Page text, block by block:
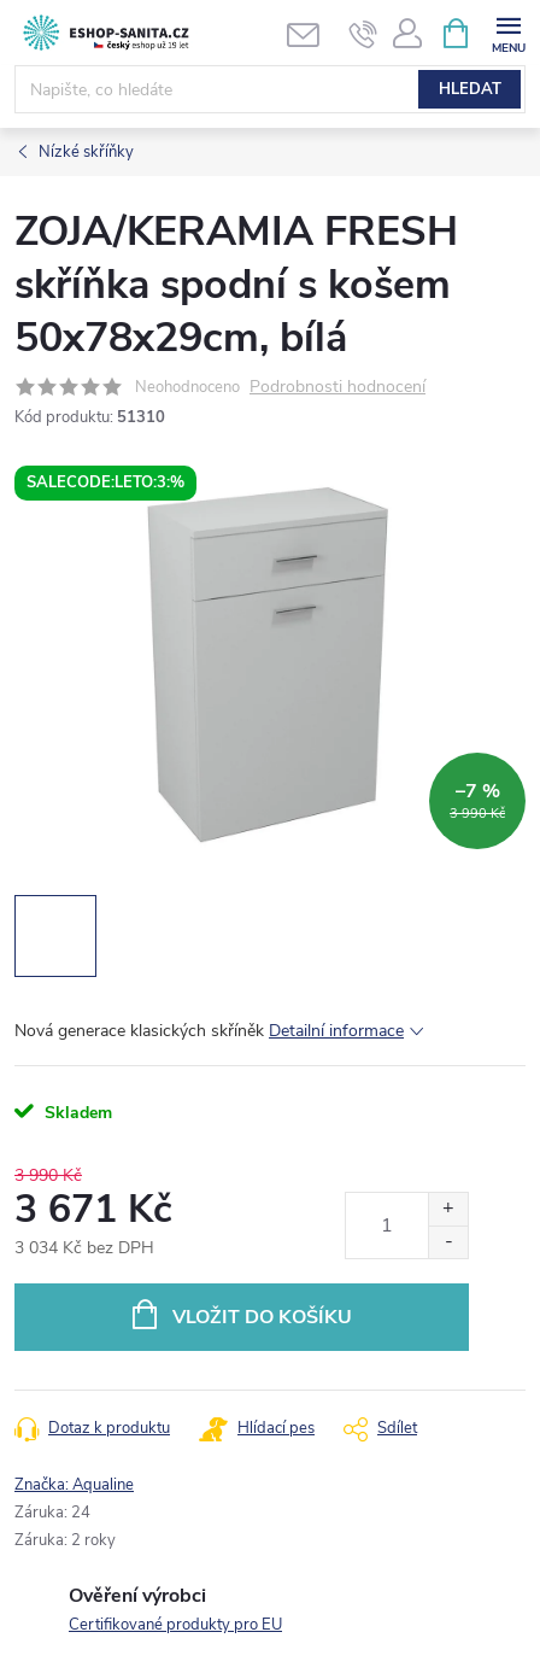
Přejít
obsah
HLEDAT
NÁKUPNÍ
KOŠÍK
Nízké skříňky
ZOJA/KERAMIA FRESH
skříňka spodní s košem
50x78x29cm, bílá
Neohodnoceno Podrobnosti hodnocení
Kód produktu: 51310
SALECODE:LETO:3:%
3 990 Kč
–7 %
Nová generace klasických skříněk Detailní informace
Skladem
3 990 Kč
3 671 Kč
3 034 Kč bez DPH
VLOŽIT DO KOŠÍKU
Dotaz k produktu Hlídací pes Sdílet
Značka:Aqualine
Záruka: 24
Záruka: 2 roky
Ověření výrobci
Certifikované produkty pro EU